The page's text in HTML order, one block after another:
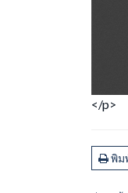
</p>
พิม